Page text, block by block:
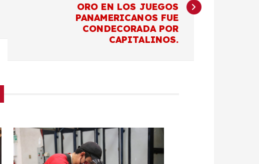
ORO EN LOS JUEGOS
PANAMERICANOS FUE
CONDECORADA POR
CAPITALINOS.